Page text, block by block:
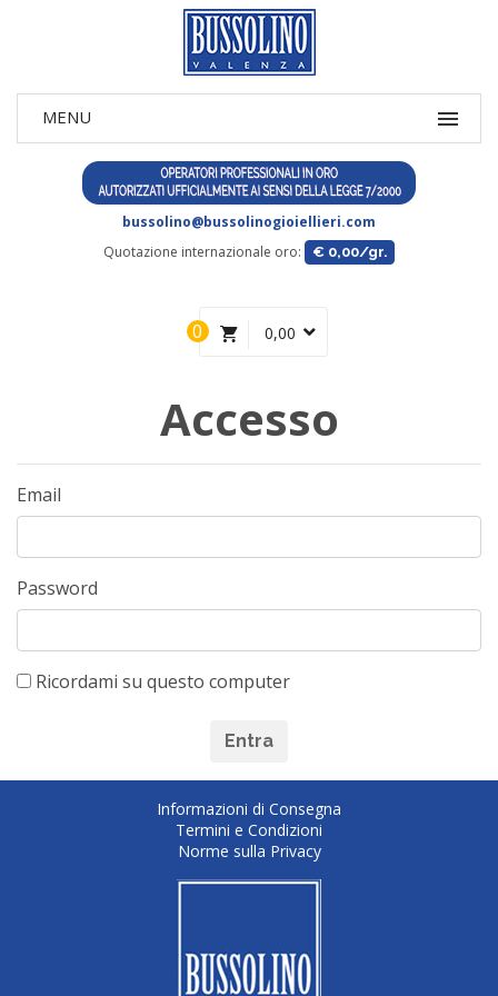
bussolino@bussolinogioiellieri.com
Quotazione internazionale oro:
€ 0,00/gr.
0,00
0
Accesso
Email
Password
Ricordami su questo computer
Entra
Informazioni di Consegna
Termini e Condizioni
Norme sulla Privacy